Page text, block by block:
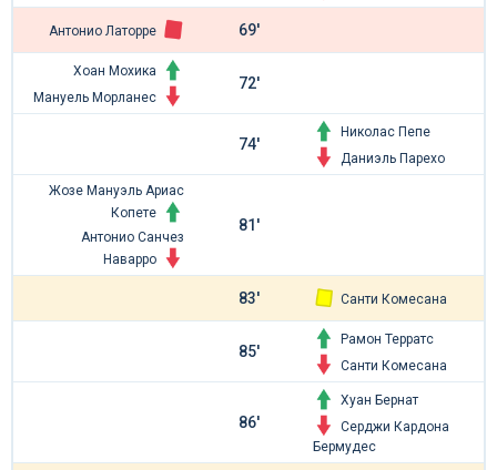
Антонио Латорре 69'
Хоан Мохика
Мануель Морланес
72'
74'
Николас Пепе
Даниэль Парехо
Жозе Мануэль Ариас
Копете
Антонио Санчез
Наварро
81'
83' Санти Комесана
85'
Рамон Терратс
Санти Комесана
86'
Хуан Бернат
Серджи Кардона
Бермудес